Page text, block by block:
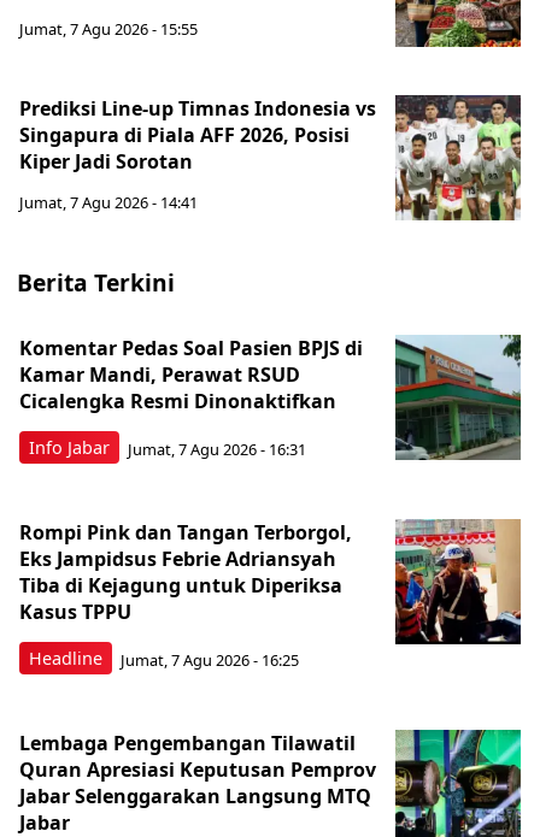
Jumat, 7 Agu 2026 - 15:55
Prediksi Line-up Timnas Indonesia vs
Singapura di Piala AFF 2026, Posisi
Kiper Jadi Sorotan
Jumat, 7 Agu 2026 - 14:41
Berita Terkini
Info Jabar
Komentar Pedas Soal Pasien BPJS di
Kamar Mandi, Perawat RSUD
Cicalengka Resmi Dinonaktifkan
Jumat, 7 Agu 2026 - 16:31
Headline
Rompi Pink dan Tangan Terborgol,
Eks Jampidsus Febrie Adriansyah
Tiba di Kejagung untuk Diperiksa
Kasus TPPU
Jumat, 7 Agu 2026 - 16:25
Lembaga Pengembangan Tilawatil
Quran Apresiasi Keputusan Pemprov
Jabar Selenggarakan Langsung MTQ
Jabar